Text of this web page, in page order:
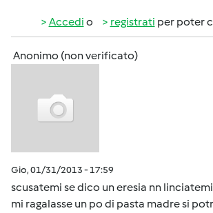
Accedi o registrati per poter
Anonimo (non verificato)
Gio, 01/31/2013 - 17:59
scusatemi se dico un eresia nn
mi ragalasse un po di pasta madre si